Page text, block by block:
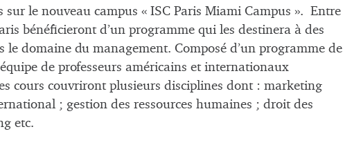
sur le nouveau campus « ISC Paris Miami Campus ». Entre
bénéficieront d’un programme qui les destinera à des
le domaine du management. Composé d’un programme de
de professeurs américains et internationaux
cours couvriront plusieurs disciplines dont : marketing
; gestion des ressources humaines ; droit des
etc.